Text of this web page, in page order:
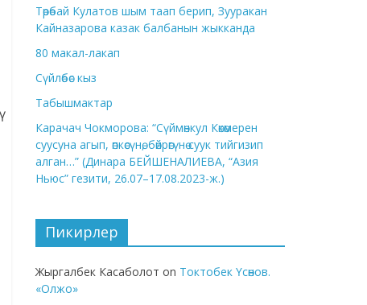
Төрөбай Кулатов шым таап берип, Зууракан
Кайназарова казак балбанын жыкканда
80 макал-лакап
Сүйлөбөс кыз
Табышмактар
Карачач Чокморова: “Сүймөнкул Көкөмерен
суусуна агып, өпкөсүнө, бөйрөгүнө суук тийгизип
алган…” (Динара БЕЙШЕНАЛИЕВА, “Азия
Ньюс” гезити, 26.07–17.08.2023-ж.)
Пикирлер
Жыргалбек Касаболот on Токтобек Үсөнов.
«Олжо»